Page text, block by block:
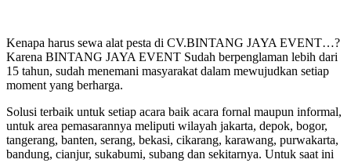
Kenapa harus sewa alat pesta di CV.BINTANG JAYA EVENT…?
Karena BINTANG JAYA EVENT Sudah berpenglaman lebih dari
15 tahun, sudah menemani masyarakat dalam mewujudkan setiap
moment yang berharga.
Solusi terbaik untuk setiap acara baik acara fornal maupun informal,
untuk area pemasarannya meliputi wilayah jakarta, depok, bogor,
tangerang, banten, serang, bekasi, cikarang, karawang, purwakarta,
bandung, cianjur, sukabumi, subang dan sekitarnya. Untuk saat ini